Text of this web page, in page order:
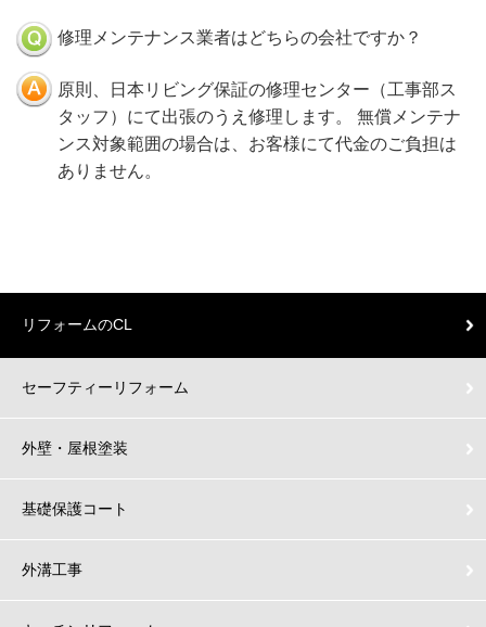
修理メンテナンス業者はどちらの会社ですか？
原則、日本リビング保証の修理センター（工事部ス
タッフ）にて出張のうえ修理します。 無償メンテナ
ンス対象範囲の場合は、お客様にて代金のご負担は
ありません。
リフォームのCL
セーフティーリフォーム
外壁・屋根塗装
基礎保護コート
外溝工事